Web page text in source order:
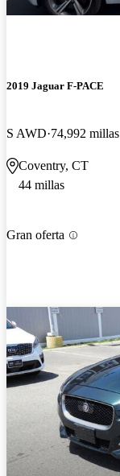
2019 Jaguar F-PACE
S AWD 74,992 millas
Coventry, CT
44 millas
Gran oferta